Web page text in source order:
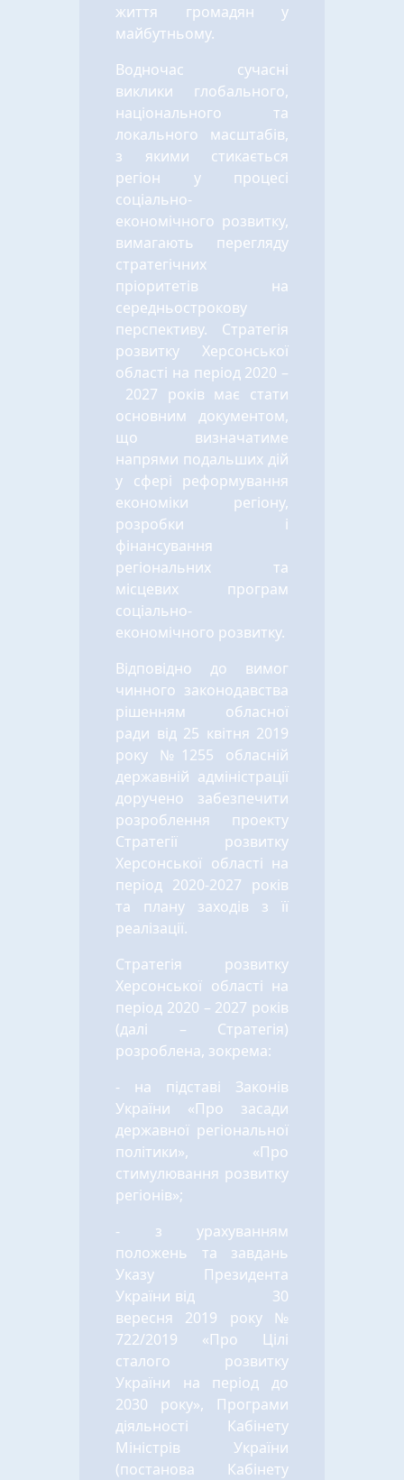
життя громадян у
майбутньому.
Водночас сучасні
виклики глобального,
національного та
локального масштабів,
з якими стикається
регіон у процесі
соціально-
економічного розвитку,
вимагають перегляду
стратегічних
пріоритетів на
середньострокову
перспективу. Стратегія
розвитку Херсонської
області на період 2020 –
2027 років має стати
основним документом,
що визначатиме
напрями подальших дій
у сфері реформування
економіки регіону,
розробки і
фінансування
регіональних та
місцевих програм
соціально-
економічного розвитку.
Відповідно до вимог
чинного законодавства
рішенням обласної
ради від 25 квітня 2019
року №1255 обласній
державній адміністрації
доручено забезпечити
розроблення проекту
Стратегії розвитку
Херсонської області на
період 2020-2027 років
та плану заходів з її
реалізації.
Стратегія розвитку
Херсонської області на
період 2020 – 2027 років
(далі – Стратегія)
розроблена, зокрема:
- на підставі Законів
України «Про засади
державної регіональної
політики», «Про
стимулювання розвитку
регіонів»;
- з урахуванням
положень та завдань
Указу Президента
України від 30
вересня 2019 року №
722/2019 «Про Цілі
сталого розвитку
України на період до
2030 року», Програми
діяльності Кабінету
Міністрів України
(постанова Кабінету